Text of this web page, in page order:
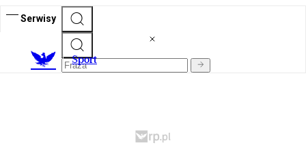
Serwisy
Sport